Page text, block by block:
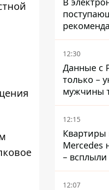
и в
12:30
Данные с
только –
мужчины
доказать
службе,
12:15
Квартиры
Mercedes
–
дела
12:07